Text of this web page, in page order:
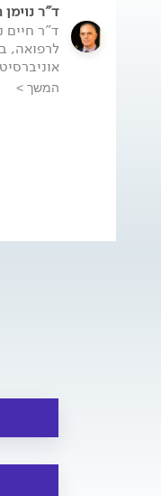
ד"ר נוימן
ד"ר חיים
לרפואה,
המשך >